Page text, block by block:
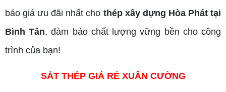
báo giá ưu đãi nhất cho thép xây dựng Hòa Phát tại
Bình Tân, đảm bảo chất lượng vững bền cho công
trình của bạn!
SẮT THÉP GIÁ RẺ XUÂN CƯỜNG